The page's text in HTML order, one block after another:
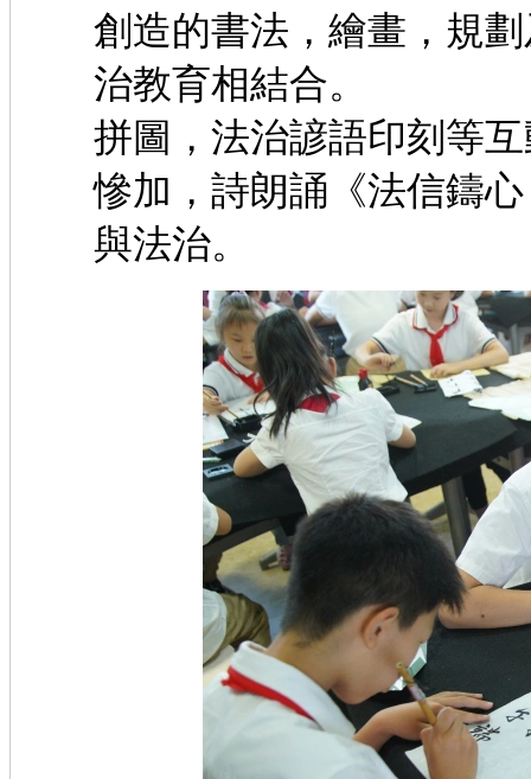
創造的書法，繪畫，規
治教育相結合。 現
拼圖，法治諺語印刻等
慘加，詩朗誦《法信鑄
與法治。